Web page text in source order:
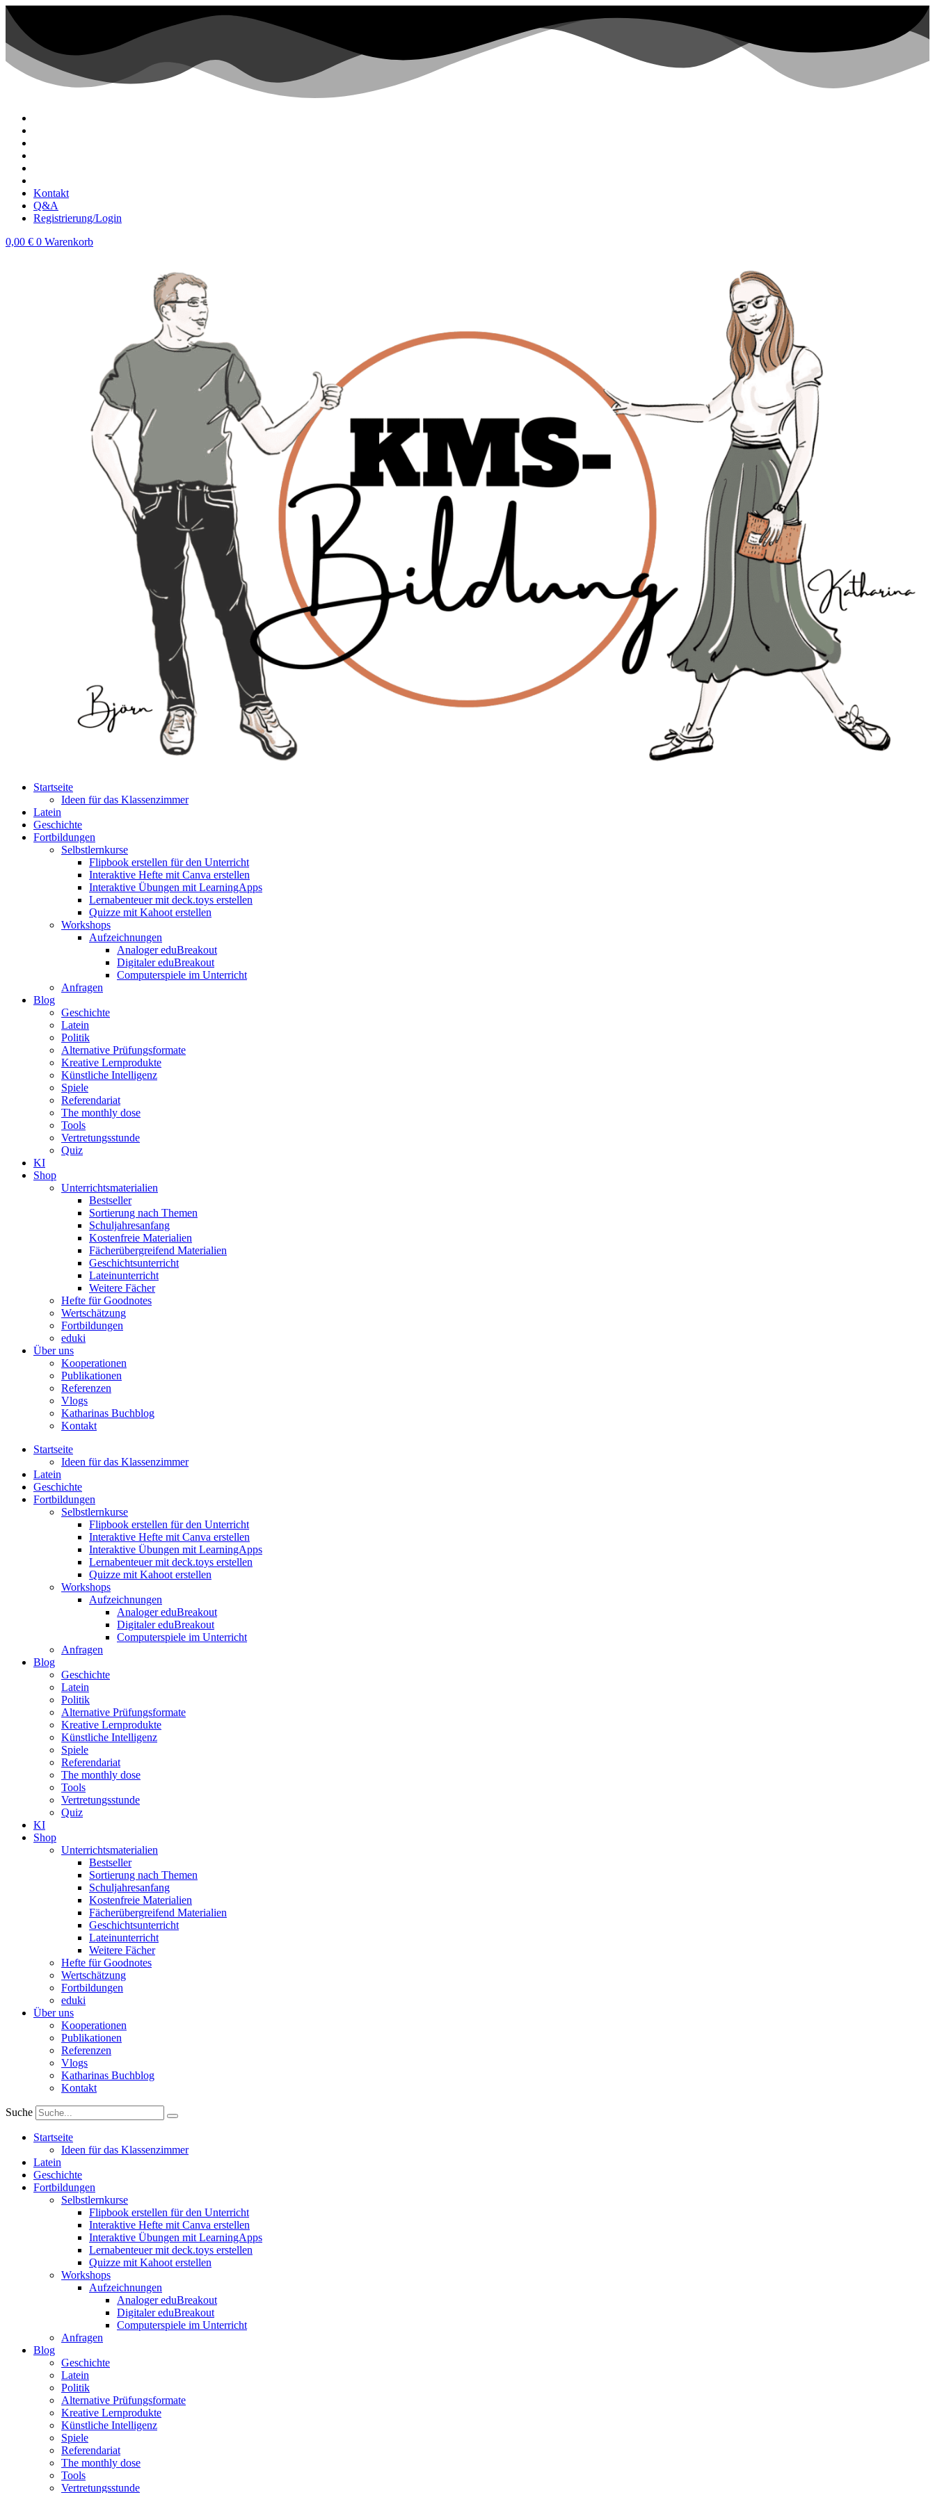
Zum
Inhalt
wechseln
Kontakt
Q&A
Registrierung/Login
0,00 € 0 Warenkorb
Startseite
Ideen für das Klassenzimmer
Latein
Geschichte
Fortbildungen
Selbstlernkurse
Flipbook erstellen für den Unterricht
Interaktive Hefte mit Canva erstellen
Interaktive Übungen mit LearningApps
Lernabenteuer mit deck.toys erstellen
Quizze mit Kahoot erstellen
Workshops
Aufzeichnungen
Analoger eduBreakout
Digitaler eduBreakout
Computerspiele im Unterricht
Anfragen
Blog
Geschichte
Latein
Politik
Alternative Prüfungsformate
Kreative Lernprodukte
Künstliche Intelligenz
Spiele
Referendariat
The monthly dose
Tools
Vertretungsstunde
Quiz
KI
Shop
Unterrichtsmaterialien
Bestseller
Sortierung nach Themen
Schuljahresanfang
Kostenfreie Materialien
Fächerübergreifend Materialien
Geschichtsunterricht
Lateinunterricht
Weitere Fächer
Hefte für Goodnotes
Wertschätzung
Fortbildungen
eduki
Über uns
Kooperationen
Publikationen
Referenzen
Vlogs
Katharinas Buchblog
Kontakt
Startseite
Ideen für das Klassenzimmer
Latein
Geschichte
Fortbildungen
Selbstlernkurse
Flipbook erstellen für den Unterricht
Interaktive Hefte mit Canva erstellen
Interaktive Übungen mit LearningApps
Lernabenteuer mit deck.toys erstellen
Quizze mit Kahoot erstellen
Workshops
Aufzeichnungen
Analoger eduBreakout
Digitaler eduBreakout
Computerspiele im Unterricht
Anfragen
Blog
Geschichte
Latein
Politik
Alternative Prüfungsformate
Kreative Lernprodukte
Künstliche Intelligenz
Spiele
Referendariat
The monthly dose
Tools
Vertretungsstunde
Quiz
KI
Shop
Unterrichtsmaterialien
Bestseller
Sortierung nach Themen
Schuljahresanfang
Kostenfreie Materialien
Fächerübergreifend Materialien
Geschichtsunterricht
Lateinunterricht
Weitere Fächer
Hefte für Goodnotes
Wertschätzung
Fortbildungen
eduki
Über uns
Kooperationen
Publikationen
Referenzen
Vlogs
Katharinas Buchblog
Kontakt
Suche
Startseite
Ideen für das Klassenzimmer
Latein
Geschichte
Fortbildungen
Selbstlernkurse
Flipbook erstellen für den Unterricht
Interaktive Hefte mit Canva erstellen
Interaktive Übungen mit LearningApps
Lernabenteuer mit deck.toys erstellen
Quizze mit Kahoot erstellen
Workshops
Aufzeichnungen
Analoger eduBreakout
Digitaler eduBreakout
Computerspiele im Unterricht
Anfragen
Blog
Geschichte
Latein
Politik
Alternative Prüfungsformate
Kreative Lernprodukte
Künstliche Intelligenz
Spiele
Referendariat
The monthly dose
Tools
Vertretungsstunde